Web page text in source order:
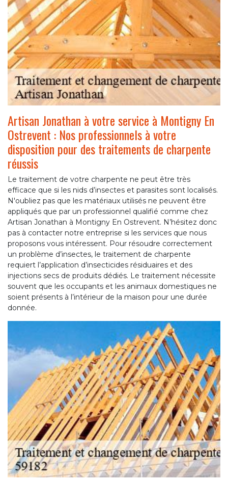
Artisan Jonathan à votre service à Montigny En
Ostrevent : Nos professionnels à votre
disposition pour des traitements de charpente
réussis
Le traitement de votre charpente ne peut être très
efficace que si les nids d’insectes et parasites sont localisés.
N'oubliez pas que les matériaux utilisés ne peuvent être
appliqués que par un professionnel qualifié comme chez
Artisan Jonathan à Montigny En Ostrevent. N’hésitez donc
pas à contacter notre entreprise si les services que nous
proposons vous intéressent. Pour résoudre correctement
un problème d’insectes, le traitement de charpente
requiert l’application d’insecticides résiduaires et des
injections secs de produits dédiés. Le traitement nécessite
souvent que les occupants et les animaux domestiques ne
soient présents à l’intérieur de la maison pour une durée
donnée.